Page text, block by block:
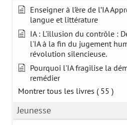
Enseigner à l’ère de l’IA
langue et littérature
IA : L'illusion du contrôle :
l'IA à la fin du jugement
révolution silencieuse.
Pourquoi l'IA fragilise la
remédier
Montrer tous les livres ( 55 )
Jeunesse